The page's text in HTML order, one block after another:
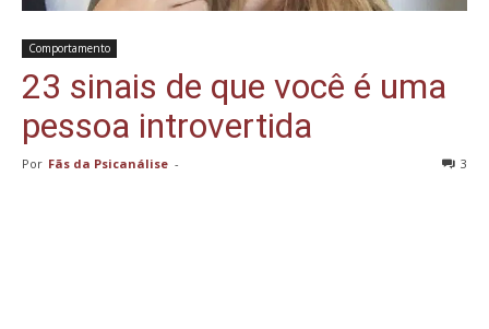
Comportamento
23 sinais de que você é uma
pessoa introvertida
Por Fãs da Psicanálise - 3